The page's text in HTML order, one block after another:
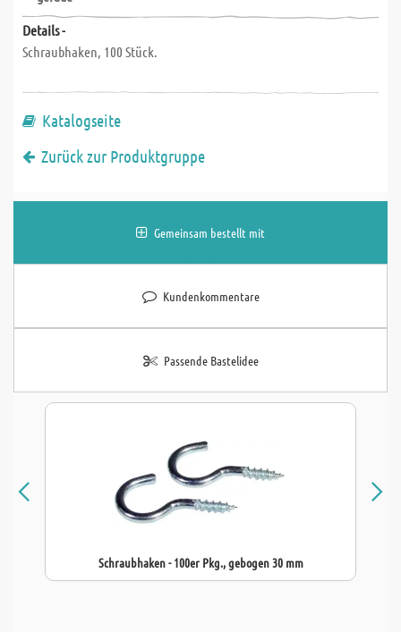
Details -
Schraubhaken, 100 Stück.
Katalogseite
Zurück zur Produktgruppe
Gemeinsam bestellt mit
Kundenkommentare
Passende Bastelidee
Schraubhaken - 100er Pkg., gebogen 30 mm